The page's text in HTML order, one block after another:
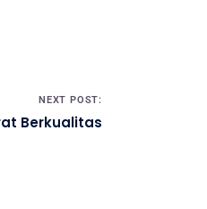
NEXT POST:
Berkualitas